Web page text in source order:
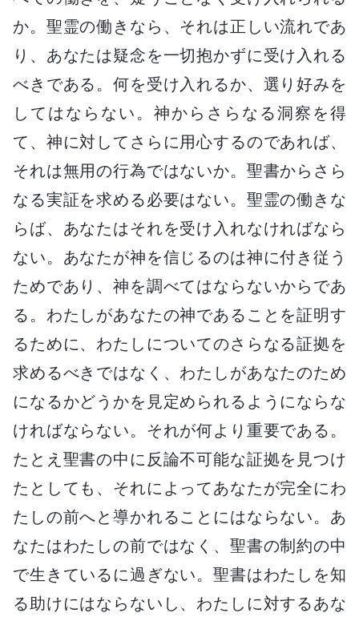
か。聖霊の働きなら、それは正しい流れであ
り、あなたは疑念を一切抱かずに受け入れる
べきである。何を受け入れるか、選り好みを
してはならない。神からさらなる洞察を得
て、神に対してさらに用心するのであれば、
それは無用の行為ではないか。聖書からさら
なる実証を求める必要はない。聖霊の働きな
らば、あなたはそれを受け入れなければなら
ない。あなたが神を信じるのは神に付き従う
ためであり、神を調べてはならないからであ
る。わたしがあなたの神であることを証明す
るために、わたしについてのさらなる証拠を
求めるべきではなく、わたしがあなたのため
になるかどうかを見定められるようにならな
ければならない。それが何より重要である。
たとえ聖書の中に反論不可能な証拠を見つけ
たとしても、それによってあなたが完全にわ
たしの前へと導かれることにはならない。あ
なたはわたしの前ではなく、聖書の制約の中
で生きているに過ぎない。聖書はわたしを知
る助けにはならないし、わたしに対するあな